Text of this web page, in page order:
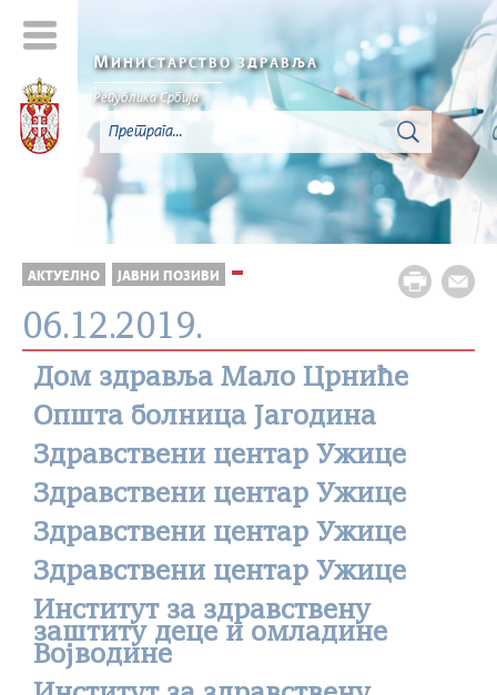
МИНИСТАРСТВО ЗДРАВЉА
Република Србија
АКТУЕЛНО ЈАВНИ ПОЗИВИ
06.12.2019.
Дом здравља Мало Црниће
Општа болница Јагодина
Здравствени центар Ужице
Здравствени центар Ужице
Здравствени центар Ужице
Здравствени центар Ужице
Институт за здравствену
заштиту деце и омладине
Војводине